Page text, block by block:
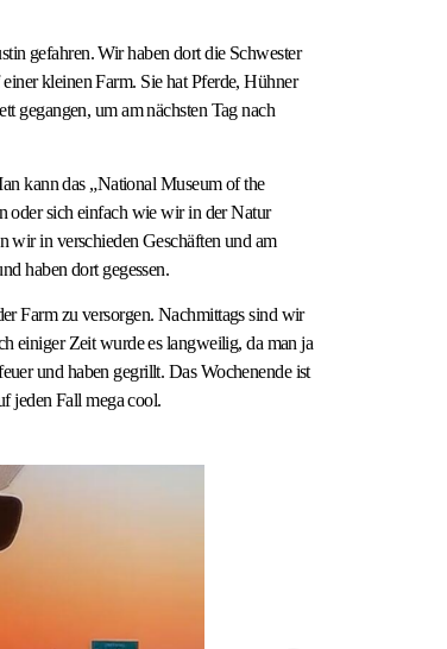
gefahren. Wir haben dort die Schwester
kleinen Farm. Sie hat Pferde, Hühner
gegangen, um am nächsten Tag nach
kann das „National Museum of the
oder sich einfach wie wir in der Natur
wir in verschieden Geschäften und am
haben dort gegessen.
Farm zu versorgen. Nachmittags sind wir
einiger Zeit wurde es langweilig, da man ja
und haben gegrillt. Das Wochenende ist
jeden Fall mega cool.